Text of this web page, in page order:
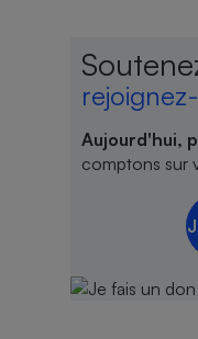
Aujourd'hui,
comptons sur